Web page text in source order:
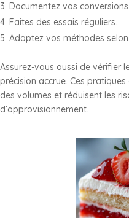
Documentez vos
Faites des essais réguliers.
Adaptez vos méthodes
Assurez-vous aussi de vérifier
précision accrue. Ces
des volumes et réduisent les
d’approvisionnement.